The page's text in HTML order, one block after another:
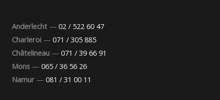
Anderlecht — 02 / 522 60 47
Charleroi — 071 / 305 885
Châtelineau — 071 / 39 66 91
Mons — 065 / 36 56 26
Namur — 081 / 31 00 11